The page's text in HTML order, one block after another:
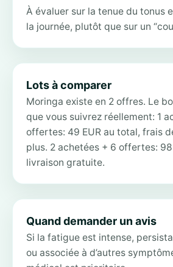
À évaluer sur la tenue du tonus
la journée, plutôt que sur un
Lots à comparer
Moringa existe en 2 offres. Le
que vous suivrez réellement: 1
offertes: 49 EUR au total, frais
plus. 2 achetées + 6 offertes: 98
livraison gratuite.
Quand demander un avis
Si la fatigue est intense,
ou associée à d’autres